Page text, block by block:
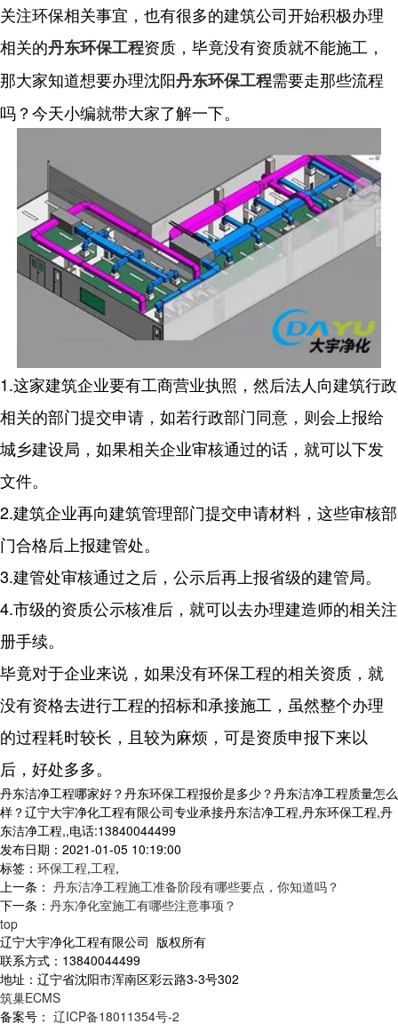
关注环保相关事宜，也有很多的建筑公司开始积极办理
相关的丹东环保工程资质，毕竟没有资质就不能施工，
那大家知道想要办理沈阳丹东环保工程需要走那些流程
吗？今天小编就带大家了解一下。
1.这家建筑企业要有工商营业执照，然后法人向建筑行政
相关的部门提交申请，如若行政部门同意，则会上报给
城乡建设局，如果相关企业审核通过的话，就可以下发
文件。
2.建筑企业再向建筑管理部门提交申请材料，这些审核部
门合格后上报建管处。
3.建管处审核通过之后，公示后再上报省级的建管局。
4.市级的资质公示核准后，就可以去办理建造师的相关注
册手续。
毕竟对于企业来说，如果没有环保工程的相关资质，就
没有资格去进行工程的招标和承接施工，虽然整个办理
的过程耗时较长，且较为麻烦，可是资质申报下来以
后，好处多多。
丹东洁净工程哪家好？丹东环保工程报价是多少？丹东洁净工程质量怎么
样？辽宁大宇净化工程有限公司专业承接丹东洁净工程,丹东环保工程,丹
东洁净工程,,电话:13840044499
发布日期：2021-01-05 10:19:00
标签： 环保工程,工程,
上一条： 丹东洁净工程施工准备阶段有哪些要点，你知道吗？
下一条： 丹东净化室施工有哪些注意事项？
top
辽宁大宇净化工程有限公司 版权所有
联系方式：13840044499
地址：辽宁省沈阳市浑南区彩云路3-3号302
筑巢ECMS
备案号： 辽ICP备18011354号-2